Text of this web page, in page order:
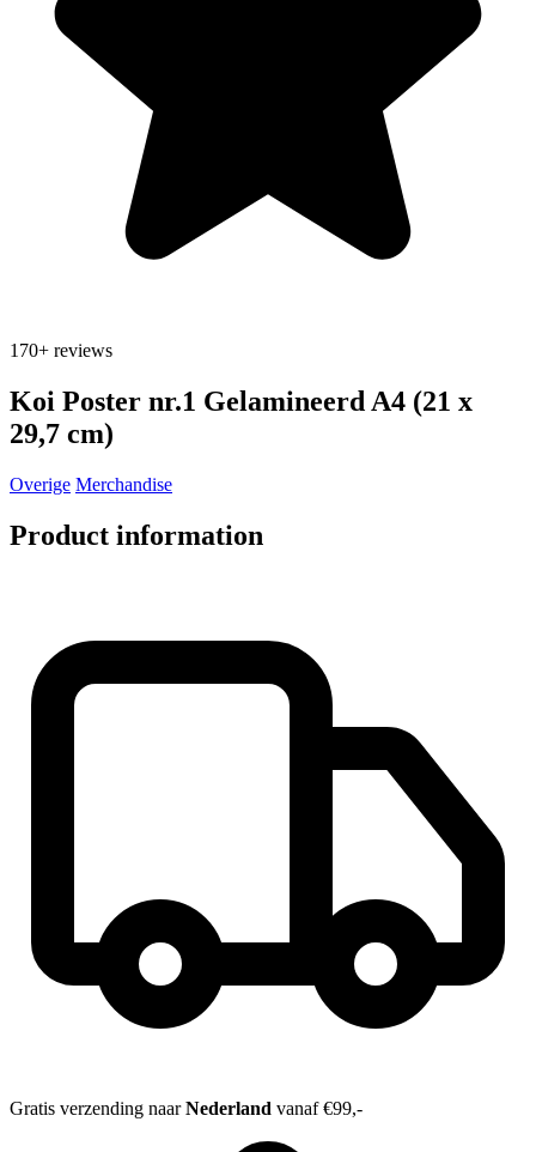
170+ reviews
Koi Poster nr.1 Gelamineerd A4 (21 x
29,7 cm)
Overige Merchandise
Product information
Gratis verzending naarNederland vanaf €99,-